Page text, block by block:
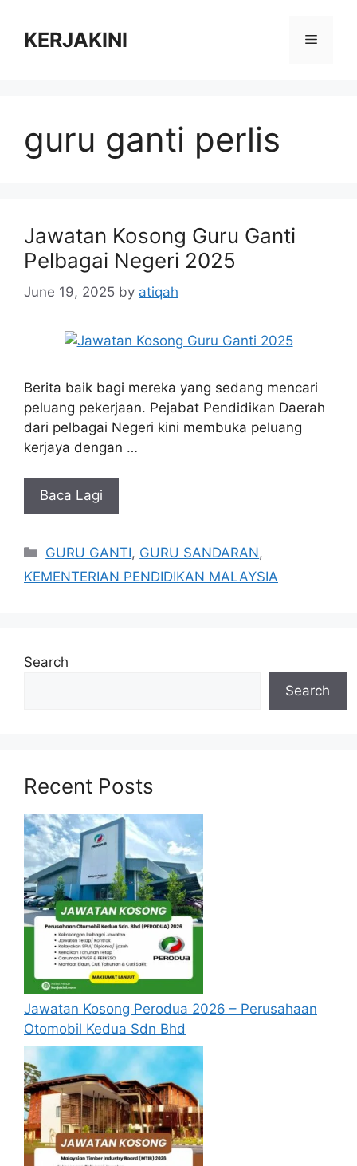
contentKERJAKINI Menu
guru ganti perlis
Jawatan Kosong Guru Ganti
Pelbagai Negeri 2025
June 19, 2025 by atiqah
Berita baik bagi mereka yang sedang mencari
peluang pekerjaan. Pejabat Pendidikan Daerah
dari pelbagai Negeri kini membuka peluang
kerjaya dengan …
Baca Lagi
Categories
GURU GANTI, GURU SANDARAN,
KEMENTERIAN PENDIDIKAN MALAYSIA
Search
Search
Recent Posts
Jawatan Kosong Perodua 2026 – Perusahaan
Otomobil Kedua Sdn Bhd